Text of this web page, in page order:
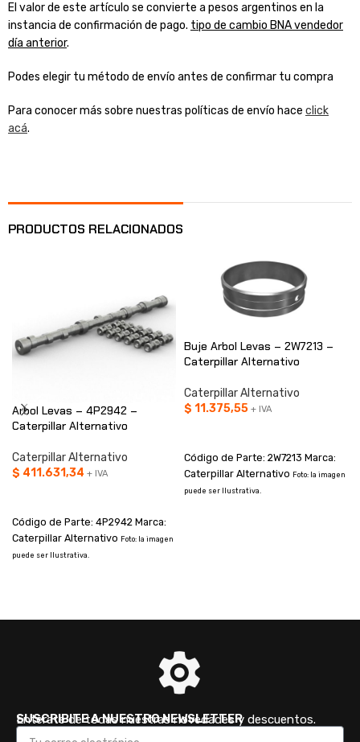
El valor de este artículo se convierte a pesos argentinos en la
instancia de confirmación de pago. tipo de cambio BNA vendedor
día anterior.
Podes elegir tu método de envío antes de confirmar tu compra
Para conocer más sobre nuestras políticas de envío hace click
acá.
PRODUCTOS RELACIONADOS
Arbol Levas – 4P2942 –
Caterpillar Alternativo
Caterpillar Alternativo
$ 411.631,34 + IVA
Código de Parte: 4P2942 Marca:
Caterpillar Alternativo Foto: la imagen
puede ser Ilustrativa.
Buje Arbol Levas – 2W7213 –
Caterpillar Alternativo
Caterpillar Alternativo
$ 11.375,55 + IVA
Código de Parte: 2W7213 Marca:
Caterpillar Alternativo Foto: la imagen
puede ser Ilustrativa.
SUSCRIBITE A NUESTRO NEWSLETTER
Enterate de todas nuestras novedades y descuentos.